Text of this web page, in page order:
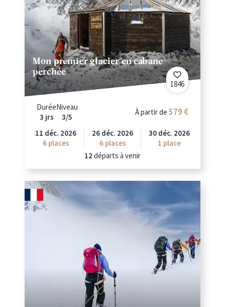
Mon premier glacier en cabane
perchée
1846
Durée
3 jrs
Niveau
3/5
À partir de 579
11 déc. 2026
6places
26 déc. 2026
6places
30 déc. 2026
1 place
12 départs à venir